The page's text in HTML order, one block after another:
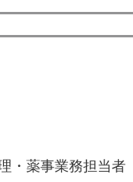
・薬事業務担当者